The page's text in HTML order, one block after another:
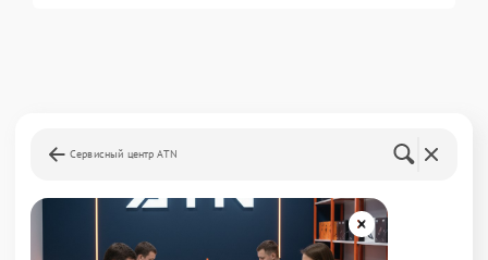
Сервисный центр ATN